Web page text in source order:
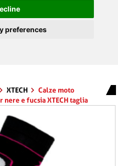
preferences
XTECH
Calze moto
e fucsia XTECH taglia